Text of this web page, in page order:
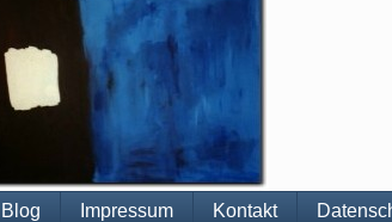
Blog Impressum Kontakt